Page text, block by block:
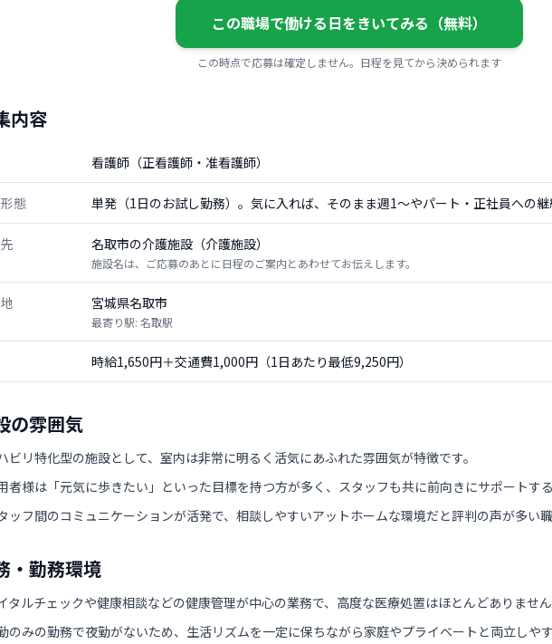
この職場で働ける日をきいてみる（無料）
この時点で応募は確定しません。日程を見てから決められます
内容
看護師（正看護師・准看護師）
態 単発（1日のお試し勤務）。気に入れば、そのまま週1〜やパート・正社員への継
名取市の介護施設（介護施設）
施設名は、ご応募のあとに日程のご案内とあわせてお伝えします。
宮城県名取市
最寄り駅: 名取駅
時給1,650円＋交通費1,000円（1日あたり最低9,250円）
の雰囲気
ビリ特化型の施設として、室内は非常に明るく活気にあふれた雰囲気が特徴です。
者様は「元気に歩きたい」といった目標を持つ方が多く、スタッフも共に前向きにサポートす
ッフ間のコミュニケーションが活発で、相談しやすいアットホームな環境だと評判の声が多い職
・勤務環境
タルチェックや健康相談などの健康管理が中心の業務で、高度な医療処置はほとんどありません
のみの勤務で夜勤がないため、生活リズムを一定に保ちながら家庭やプライベートと両立しやす